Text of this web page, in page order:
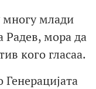
многу млади
Радев, мора да
кого гласаа.